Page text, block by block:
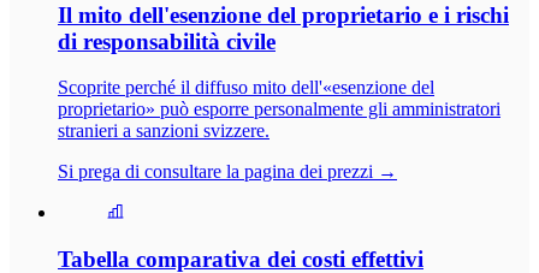
Il mito dell'esenzione del proprietario e i rischi
di responsabilità civile
Scoprite perché il diffuso mito dell'«esenzione del
proprietario» può esporre personalmente gli amministratori
stranieri a sanzioni svizzere.
Si prega di consultare la pagina dei prezzi →
Tabella comparativa dei costi effettivi